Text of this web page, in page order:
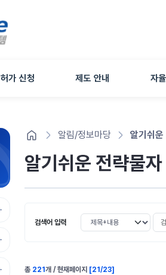
허가 신청 제도 안내 자
알림/정보마당 알기쉬
알기쉬운 전략물자
검색어 입력 검색 조건 선택 검색
총 221 개 / 현재페이지 [21 /23]